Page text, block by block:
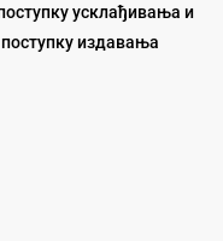
усклађивања и
издавања